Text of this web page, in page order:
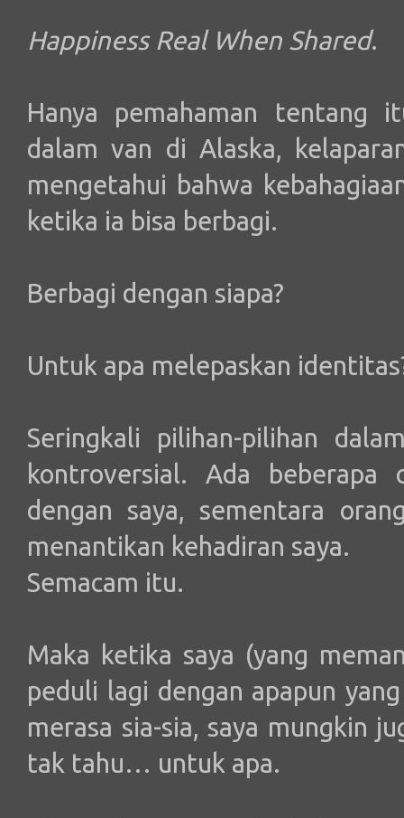
Happiness Real When Shared.
Hanya pemahaman tentang
dalam van di Alaska,
mengetahui bahwa
ketika ia bisa berbagi.
Berbagi dengan siapa?
Untuk apa melepaskan
Seringkali pilihan-pilihan
kontroversial. Ada
dengan saya, sementara
menantikan kehadiran saya.
Semacam itu.
Maka ketika saya (yang
peduli lagi dengan apapun
merasa sia-sia, saya mungkin
tak tahu… untuk apa.